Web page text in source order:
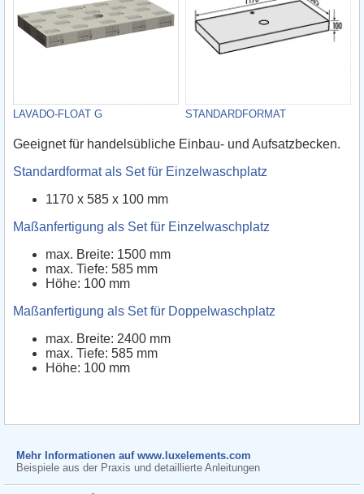
LAVADO-FLOAT G STANDARDFORMAT
Geeignet für handelsübliche Einbau- und Aufsatzbecken.
Standardformat als Set für Einzelwaschplatz
1170 x 585 x 100 mm
Maßanfertigung als Set für Einzelwaschplatz
max. Breite: 1500 mm
max. Tiefe: 585 mm
Höhe: 100 mm
Maßanfertigung als Set für Doppelwaschplatz
max. Breite: 2400 mm
max. Tiefe: 585 mm
Höhe: 100 mm
Mehr Informationen auf www.luxelements.com
Beispiele aus der Praxis und detaillierte Anleitungen